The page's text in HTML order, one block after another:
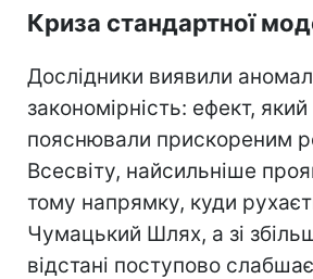
Криза стандартної
Дослідники виявили
закономірність: ефект,
пояснювали прискореним
Всесвіту, найсильніше
тому напрямку, куди
Чумацький Шлях, а зі
відстані поступово